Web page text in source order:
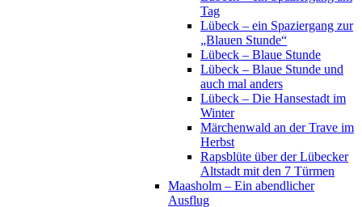
Tag
Lübeck – ein Spaziergang zur
„Blauen Stunde“
Lübeck – Blaue Stunde
Lübeck – Blaue Stunde und
auch mal anders
Lübeck – Die Hansestadt im
Winter
Märchenwald an der Trave im
Herbst
Rapsblüte über der Lübecker
Altstadt mit den 7 Türmen
Maasholm – Ein abendlicher
Ausflug